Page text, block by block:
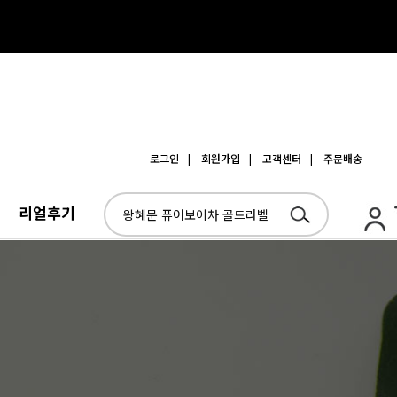
로그인 | 회원가입 | 고객센터 | 주문배송
리얼후기